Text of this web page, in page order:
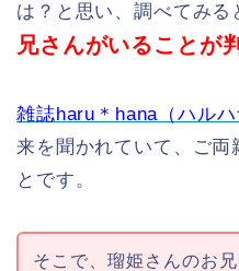
は？と思い、調べてみる
兄さんがいることが
雑誌haru＊hana（ハルハ
来を聞かれていて、ご両
とです。
そこで、瑠姫さんのお